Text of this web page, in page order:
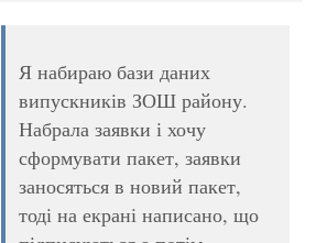
Я набираю бази даних
випускників ЗОШ району.
Набрала заявки і хочу
сформувати пакет, заявки
заносяться в новий пакет,
тоді на екрані написано, що